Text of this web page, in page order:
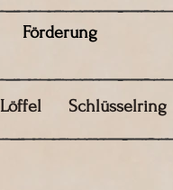
Förderung
Löffel Schlüsselring